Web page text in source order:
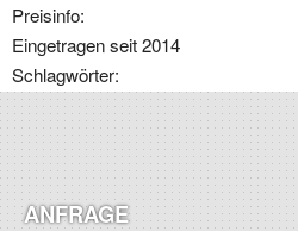
Preisinfo:
Eingetragen seit 2014
Schlagwörter:
ANFRAGE